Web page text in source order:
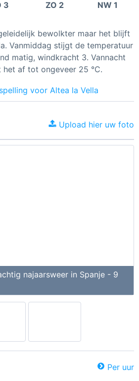
3 ZO 2 NW 1
bewolkter maar het blijft
Vanmiddag stijgt de temperatuur
matig, windkracht 3. Vannacht
het af tot ongeveer 25 °C.
voor Altea la Vella
Upload hier uw foto
najaarsweer in Spanje - 9
Per uur